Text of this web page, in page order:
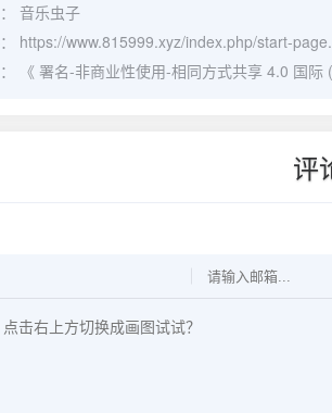
音乐虫子
https://www.815999.xyz/index.php/start-
《 署名-非商业性使用-相同方式共享 4.0 国际
评